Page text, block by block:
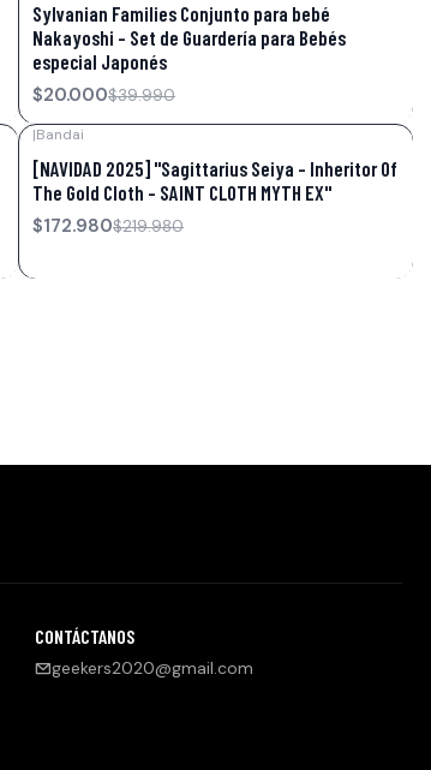
Sylvanian Families Conjunto para bebé
Nakayoshi - Set de Guardería para Bebés
especial Japonés
$20.000$39.990
|Bandai
[NAVIDAD 2025] "Sagittarius Seiya - Inheritor Of
The Gold Cloth - SAINT CLOTH MYTH EX"
$172.980$219.980
CONTÁCTANOS
geekers2020@gmail.com